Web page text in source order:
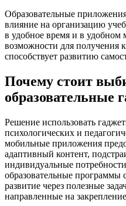
Образовательные
влияние на организацию
в удобное время и в удобном
возможности для получения
способствует развитию
Почему стоит
образовательные
Решение использовать
психологических и
мобильные приложения
адаптивный контент,
индивидуальные
образовательные программы
развитие через полезные
направленные на